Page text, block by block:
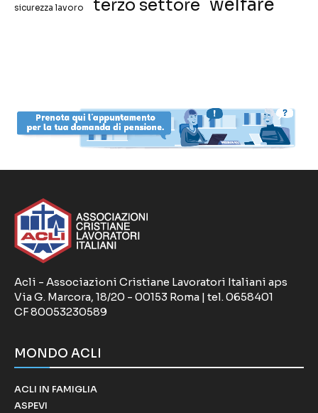
sicurezza lavoro terzo settore welfare
Acli - Associazioni Cristiane Lavoratori Italiani aps
Via G. Marcora, 18/20 - 00153 Roma | tel. 0658401
CF 80053230589
MONDO ACLI
ACLI IN FAMIGLIA
ASPEVI